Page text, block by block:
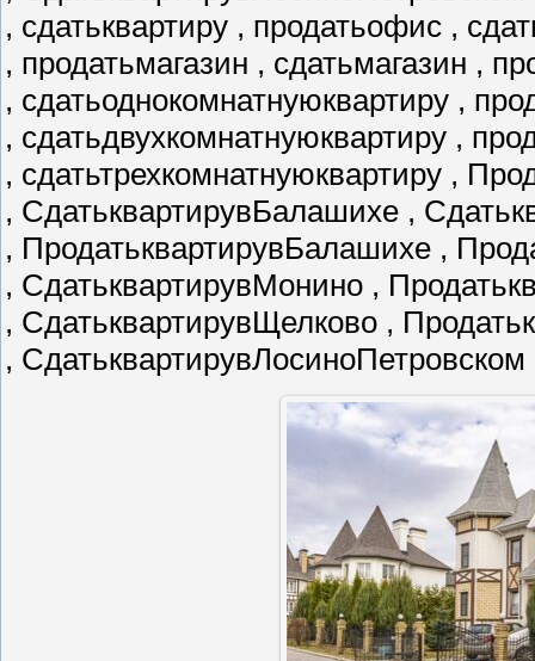
, сдатьквартиру , продатьофис ,
, продатьмагазин , сдатьмагазин ,
, сдатьоднокомнатнуюквартиру ,
, сдатьдвухкомнатнуюквартиру ,
, сдатьтрехкомнатнуюквартиру ,
, СдатьквартирувБалашихе ,
, ПродатьквартирувБалашихе ,
, СдатьквартирувМонино ,
, СдатьквартирувЩелково ,
, СдатьквартирувЛосиноПетровском